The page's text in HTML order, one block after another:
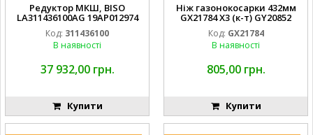
Редуктор МКШ, BISO
LA311436100AG 19AP012974
Laverda EMNIYET
Код: 311436100
В наявності
37 932,00 грн.
Купити
Ніж газонокосарки 432мм
GX21784 X3 (к-т) GY20852
AM137757 AM141035
Код: GX21784
В наявності
805,00 грн.
Купити